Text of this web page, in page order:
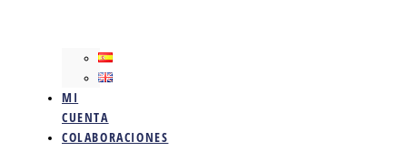
MI
CUENTA
COLABORACIONES